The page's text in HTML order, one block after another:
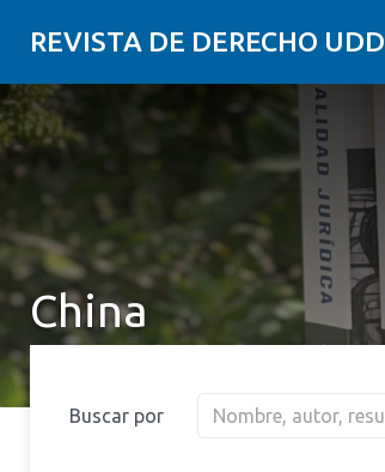
REVISTA DE DERECHO UDD
China
Buscar por